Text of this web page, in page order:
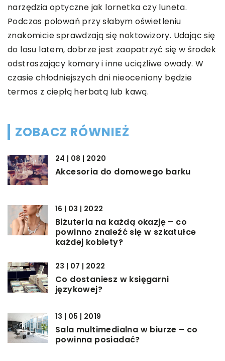
narzędzia optyczne jak lornetka czy luneta.
Podczas polowań przy słabym oświetleniu
znakomicie sprawdzają się noktowizory. Udając się
do lasu latem, dobrze jest zaopatrzyć się w środek
odstraszający komary i inne uciążliwe owady. W
czasie chłodniejszych dni nieoceniony będzie
termos z ciepłą herbatą lub kawą.
ZOBACZ RÓWNIEŻ
24 | 08 | 2020
Akcesoria do domowego barku
16 | 03 | 2022
Biżuteria na każdą okazję – co
powinno znaleźć się w szkatułce
każdej kobiety?
23 | 07 | 2022
Co dostaniesz w księgarni
językowej?
13 | 05 | 2019
Sala multimedialna w biurze – co
powinna posiadać?